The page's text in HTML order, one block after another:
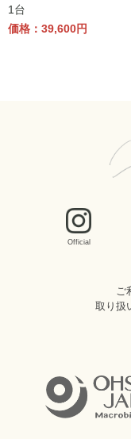
1台
価格：39,600円
Official
ご
取り扱